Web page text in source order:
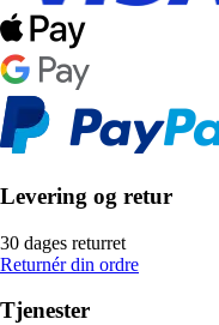
Levering og retur
30 dages returret
Returnér din ordre
Tjenester